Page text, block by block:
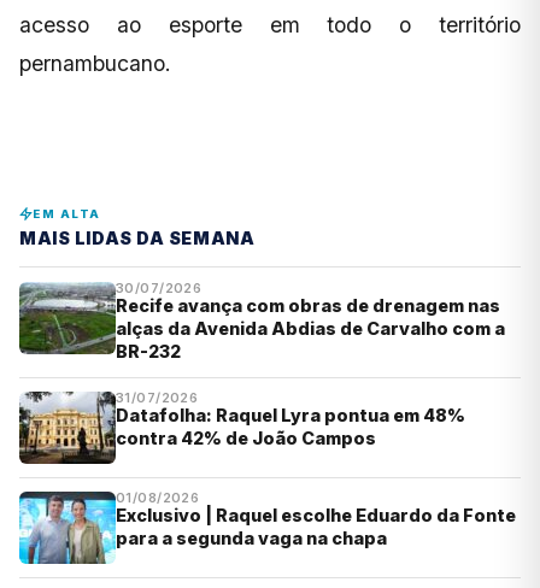
acesso ao esporte em todo o território
pernambucano.
EM ALTA
MAIS LIDAS DA SEMANA
30/07/2026
Recife avança com obras de drenagem nas
alças da Avenida Abdias de Carvalho com a
BR-232
31/07/2026
Datafolha: Raquel Lyra pontua em 48%
contra 42% de João Campos
01/08/2026
Exclusivo | Raquel escolhe Eduardo da Fonte
para a segunda vaga na chapa